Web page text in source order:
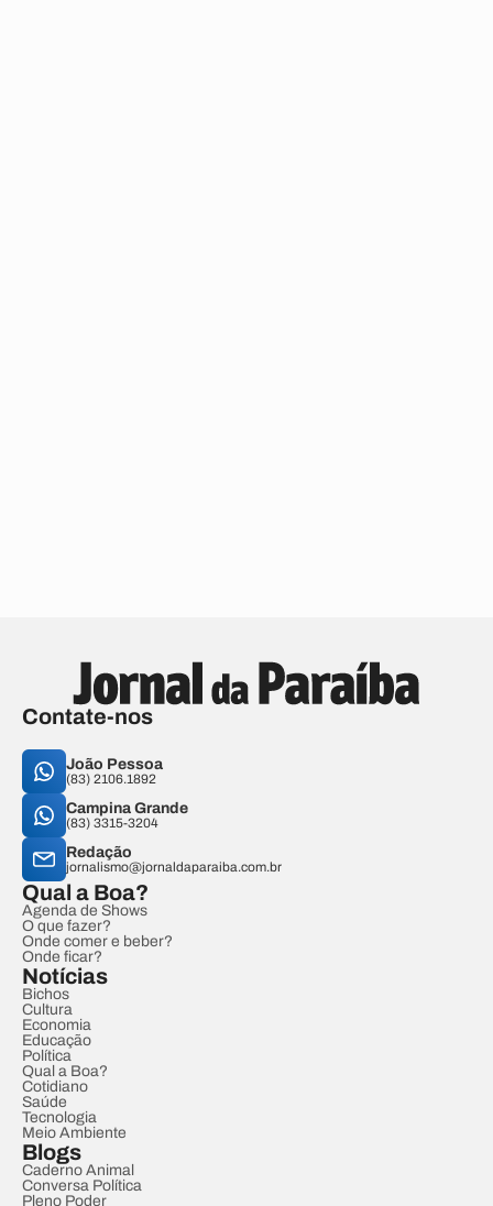
Contate-nos
João Pessoa
(83) 2106.1892
Campina Grande
(83) 3315-3204
Redação
jornalismo@jornaldaparaiba.com.br
Qual a Boa?
Agenda de Shows
O que fazer?
Onde comer e beber?
Onde ficar?
Notícias
Bichos
Cultura
Economia
Educação
Política
Qual a Boa?
Cotidiano
Saúde
Tecnologia
Meio Ambiente
Blogs
Caderno Animal
Conversa Política
Pleno Poder